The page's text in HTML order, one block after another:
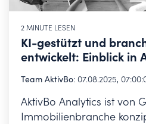
2 MINUTE LESEN
KI-gestützt und
entwickelt: Einblick in
Team AktivBo: 07.08.2025,
AktivBo Analytics ist von
Immobilienbranche